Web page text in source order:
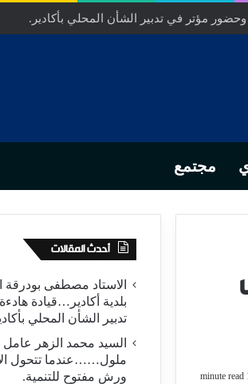
الترابية الى ورش مفتوح للتنمية.
مجتمع
أحدث المقالات
الاستاد مصطفى بودرقة
بلدية أكادير…قيادة
تدبير الشأن المحلي
السيد محمد الزهر عامل
ملول……عندما تتحول
ورش مفتوح للتنمية.